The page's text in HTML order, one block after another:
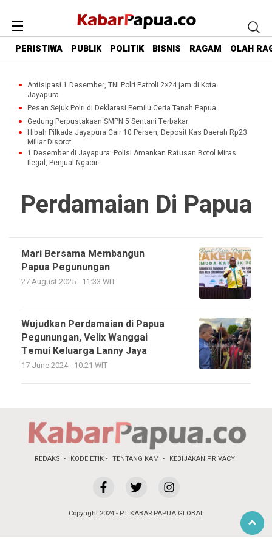
PERISTIWA PUBLIK POLITIK BISNIS RAGAM OLAH
Antisipasi 1 Desember, TNI Polri Patroli 2×24 jam di Kota
Jayapura
Pesan Sejuk Polri di Deklarasi Pemilu Ceria Tanah Papua
Gedung Perpustakaan SMPN 5 Sentani Terbakar
Hibah Pilkada Jayapura Cair 10 Persen, Deposit Kas Daerah Rp23
Miliar Disorot
1 Desember di Jayapura: Polisi Amankan Ratusan Botol Miras
Ilegal, Penjual Ngacir
Perdamaian Di Papua
Mari Bersama Membangun
Papua Pegunungan
27 August 2025 - 11:33 WIT
Wujudkan Perdamaian di Papua
Pegunungan, Velix Wanggai
Temui Keluarga Lanny Jaya
17 June 2024 - 10:21 WIT
REDAKSI KODE ETIK TENTANG KAMI KEBIJAKAN PRIVACY
Copyright 2024 - PT KABAR PAPUA GLOBAL